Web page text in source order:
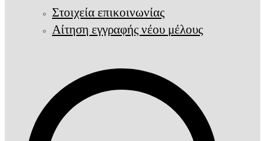
Στοιχεία επικοινωνίας
Αίτηση εγγραφής νέου μέλους